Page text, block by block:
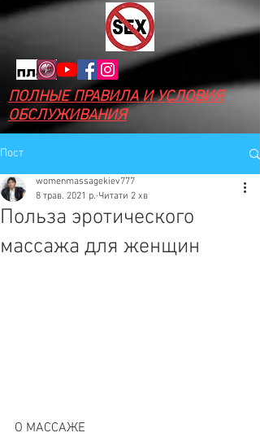
ПОЛНЫЕ ПРАВИЛА И УСЛОВИЯ
ОБСЛУЖИВАНИЯ
Пост
Польза эротического
массажа для женщин
womenmassagekiev777
8 трав. 2021 р. Читати 2 хв
О МАССАЖЕ